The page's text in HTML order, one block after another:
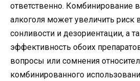
ответственно. Комбинирование
алкоголя может увеличить риск
сонливости и дезориентации, а
эффективность обоих
вопросы или сомнения
комбинированного